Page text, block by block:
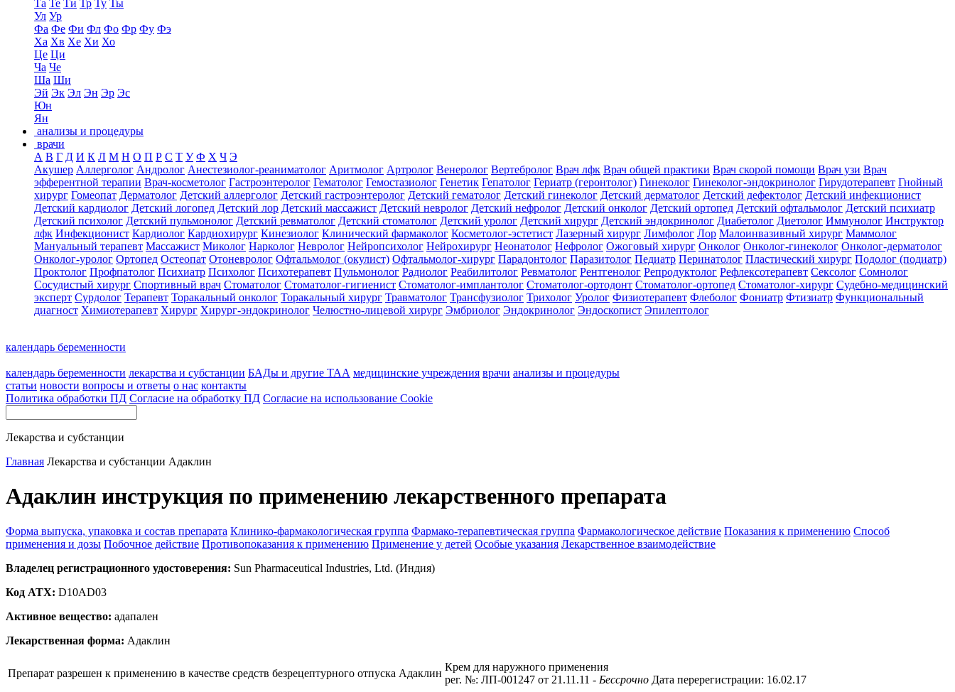
Та Те Ти Тр Ту Ты
Ул Ур
Фа Фе Фи Фл Фо Фр Фу Фэ
Ха Хв Хе Хи Хо
Це Ци
Ча Че
Ша Ши
Эй Эк Эл Эн Эр Эс
Юн
Ян
анализы и процедуры
врачи
А В Г Д И К Л М Н О П Р С Т У Ф Х Ч Э
Акушер Аллерголог Андролог Анестезиолог-реаниматолог Аритмолог Артролог Венеролог Вертебролог Врач лфк Врач общей практики Врач скорой помощи Врач узи Врач
эфферентной терапии Врач-косметолог Гастроэнтеролог Гематолог Гемостазиолог Генетик Гепатолог Гериатр (геронтолог) Гинеколог Гинеколог-эндокринолог Гирудотерапевт Гнойный
хирург Гомеопат Дерматолог Детский аллерголог Детский гастроэнтеролог Детский гематолог Детский гинеколог Детский дерматолог Детский дефектолог Детский инфекционист
Детский кардиолог Детский логопед Детский лор Детский массажист Детский невролог Детский нефролог Детский онколог Детский ортопед Детский офтальмолог Детский психиатр
Детский психолог Детский пульмонолог Детский ревматолог Детский стоматолог Детский уролог Детский хирург Детский эндокринолог Диабетолог Диетолог Иммунолог Инструктор
лфк Инфекционист Кардиолог Кардиохирург Кинезиолог Клинический фармаколог Косметолог-эстетист Лазерный хирург Лимфолог Лор Малоинвазивный хирург Маммолог
Мануальный терапевт Массажист Миколог Нарколог Невролог Нейропсихолог Нейрохирург Неонатолог Нефролог Ожоговый хирург Онколог Онколог-гинеколог Онколог-дерматолог
Онколог-уролог Ортопед Остеопат Отоневролог Офтальмолог (окулист) Офтальмолог-хирург Парадонтолог Паразитолог Педиатр Перинатолог Пластический хирург Подолог (подиатр)
Проктолог Профпатолог Психиатр Психолог Психотерапевт Пульмонолог Радиолог Реабилитолог Ревматолог Рентгенолог Репродуктолог Рефлексотерапевт Сексолог Сомнолог
Сосудистый хирург Спортивный врач Стоматолог Стоматолог-гигиенист Стоматолог-имплантолог Стоматолог-ортодонт Стоматолог-ортопед Стоматолог-хирург Судебно-медицинский
эксперт Сурдолог Терапевт Торакальный онколог Торакальный хирург Травматолог Трансфузиолог Трихолог Уролог Физиотерапевт Флеболог Фониатр Фтизиатр Функциональный
диагност Химиотерапевт Хирург Хирург-эндокринолог Челюстно-лицевой хирург Эмбриолог Эндокринолог Эндоскопист Эпилептолог
календарь беременности
календарь беременности лекарства и субстанции БАДы и другие ТАА медицинские учреждения врачи анализы и процедуры
статьи новости вопросы и ответы о нас контакты
Политика обработки ПД Согласие на обработку ПД Согласие на использование Cookie
Лекарства и субстанции
Главная Лекарства и субстанции Адаклин
Адаклин инструкция по применению лекарственного препарата
Форма выпуска, упаковка и состав препарата Клинико-фармакологическая группа Фармако-терапевтическая группа Фармакологическое действие Показания к применению Способ
применения и дозы Побочное действие Противопоказания к применению Применение у детей Особые указания Лекарственное взаимодействие
Владелец регистрационного удостоверения: Sun Pharmaceutical Industries, Ltd. (Индия)
Код ATX: D10AD03
Активное вещество: адапален
Лекарственная форма: Адаклин
Препарат разрешен к применению в качестве средств безрецептурного отпуска Адаклин
Крем для наружного применения
рег. №: ЛП-001247 от 21.11.11 - Бессрочно Дата перерегистрации: 16.02.17